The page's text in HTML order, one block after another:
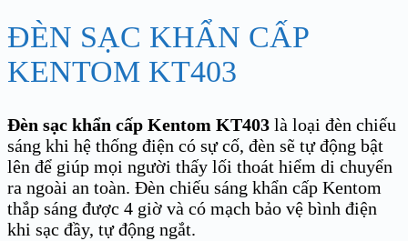
ĐÈN SẠC KHẨN CẤP
KENTOM KT403
Đèn sạc khẩn cấp Kentom KT403 là loại đèn chiếu
sáng khi hệ thống điện có sự cố, đèn sẽ tự động bật
lên để giúp mọi người thấy lối thoát hiểm di chuyển
ra ngoài an toàn. Đèn chiếu sáng khẩn cấp Kentom
thắp sáng được 4 giờ và có mạch bảo vệ bình điện
khi sạc đầy, tự động ngắt.